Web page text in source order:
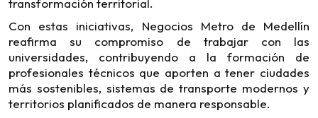
transformación territorial.
Con estas iniciativas, Negocios Metro de Medellín
reafirma su compromiso de trabajar con las
universidades, contribuyendo a la formación de
profesionales técnicos que aporten a tener ciudades
más sostenibles, sistemas de transporte modernos y
territorios planificados de manera responsable.